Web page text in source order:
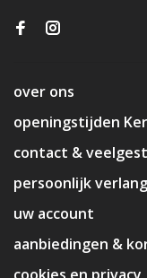
over ons
openingstijden
contact &
persoonlijk
uw account
aanbiedingen &
cookies en privacy